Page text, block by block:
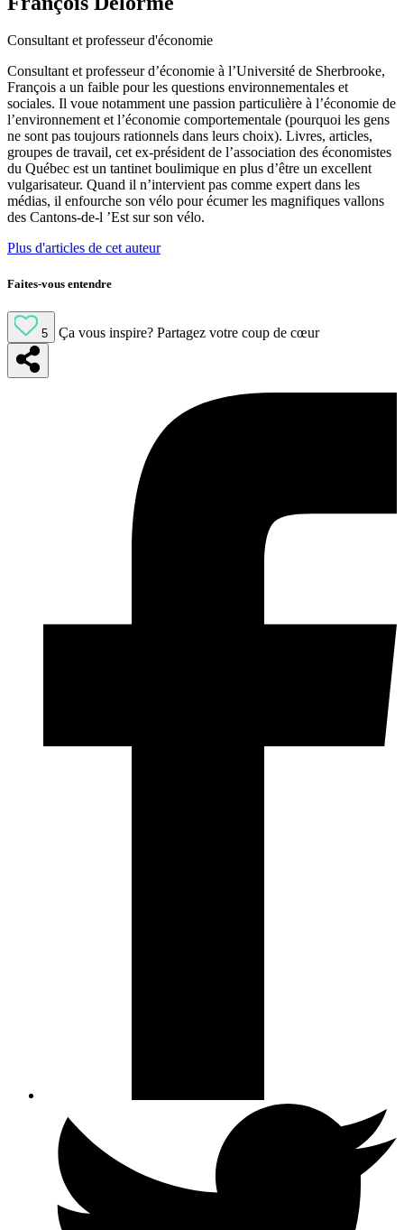
Consultant et professeur d'économie
Consultant et professeur d’économie à l’Université de Sherbrooke,
François a un faible pour les questions environnementales et
sociales. Il voue notamment une passion particulière à l’économie de
l’environnement et l’économie comportementale (pourquoi les gens
ne sont pas toujours rationnels dans leurs choix). Livres, articles,
groupes de travail, cet ex-président de l’association des économistes
du Québec est un tantinet boulimique en plus d’être un excellent
vulgarisateur. Quand il n’intervient pas comme expert dans les
médias, il enfourche son vélo pour écumer les magnifiques vallons
des Cantons-de-l ’Est sur son vélo.
Plus d'articles de cet auteur
Faites-vous entendre
5 Ça vous inspire? Partagez votre coup de cœur